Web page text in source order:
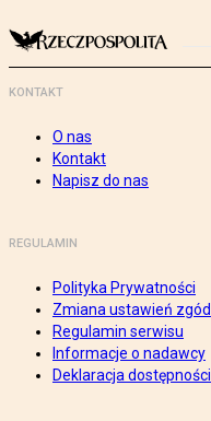
KONTAKT
O nas
Kontakt
Napisz do nas
REGULAMIN
Polityka Prywatności
Zmiana ustawień zgód
Regulamin serwisu
Informacje o nadawcy
Deklaracja dostępności